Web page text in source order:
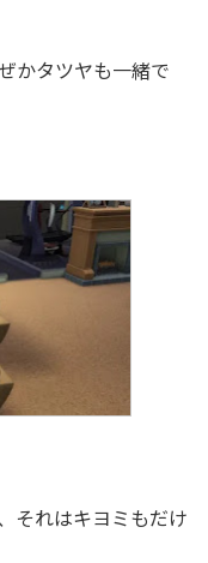
かタツヤも一緒で
それはキヨミもだけ